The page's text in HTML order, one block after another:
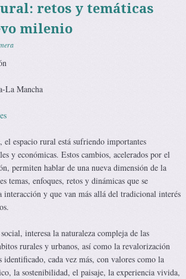
retos y temáticas
milenio
La Mancha
el espacio rural está sufriendo importantes
y económicas. Estos cambios, acelerados por el
permiten hablar de una nueva dimensión de la
temas, enfoques, retos y dinámicas que se
interacción y que van más allá del tradicional interés
interesa la naturaleza compleja de las
rurales y urbanos, así como la revalorización
identificado, cada vez más, con valores como la
la sostenibilidad, el paisaje, la experiencia vivida,